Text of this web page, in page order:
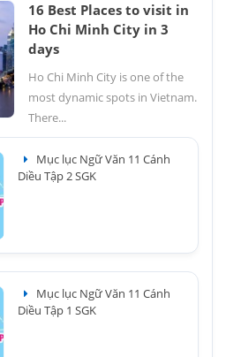
16 Best Places to visit in
Ho Chi Minh City in 3
days
Ho Chi Minh City is one of the
most dynamic spots in Vietnam.
There...
Mục lục Ngữ Văn 11 Cánh
Diều Tập 2 SGK
Mục lục Ngữ Văn 11 Cánh
Diều Tập 1 SGK